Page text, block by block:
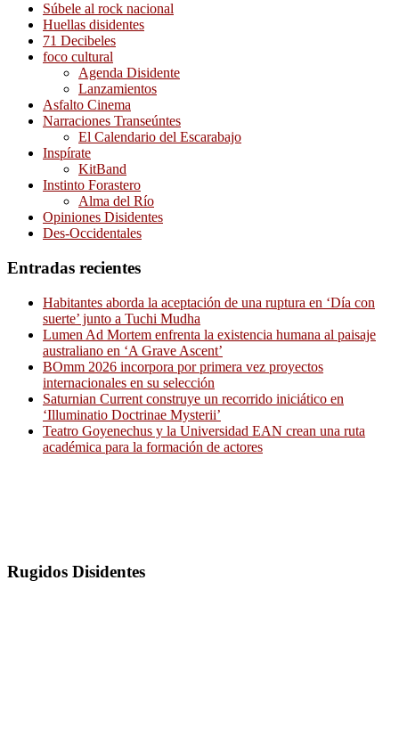
Súbele al rock nacional
Huellas disidentes
71 Decibeles
foco cultural
Agenda Disidente
Lanzamientos
Asfalto Cinema
Narraciones Transeúntes
El Calendario del Escarabajo
Inspírate
KitBand
Instinto Forastero
Alma del Río
Opiniones Disidentes
Des-Occidentales
Entradas recientes
Habitantes aborda la aceptación de una ruptura en ‘Día con
suerte’ junto a Tuchi Mudha
Lumen Ad Mortem enfrenta la existencia humana al paisaje
australiano en ‘A Grave Ascent’
BOmm 2026 incorpora por primera vez proyectos
internacionales en su selección
Saturnian Current construye un recorrido iniciático en
‘Illuminatio Doctrinae Mysterii’
Teatro Goyenechus y la Universidad EAN crean una ruta
académica para la formación de actores
Rugidos Disidentes